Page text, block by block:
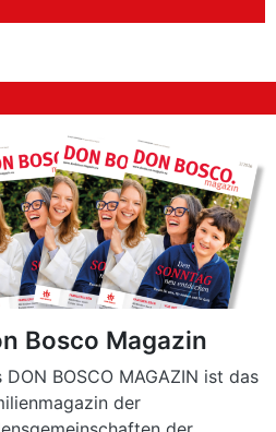
Bosco Magazin
DON BOSCO MAGAZIN ist das
der